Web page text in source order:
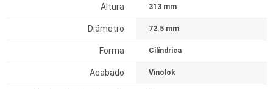
Altura 313 mm
Diámetro 72.5 mm
Forma Cilíndrica
Acabado Vinolok